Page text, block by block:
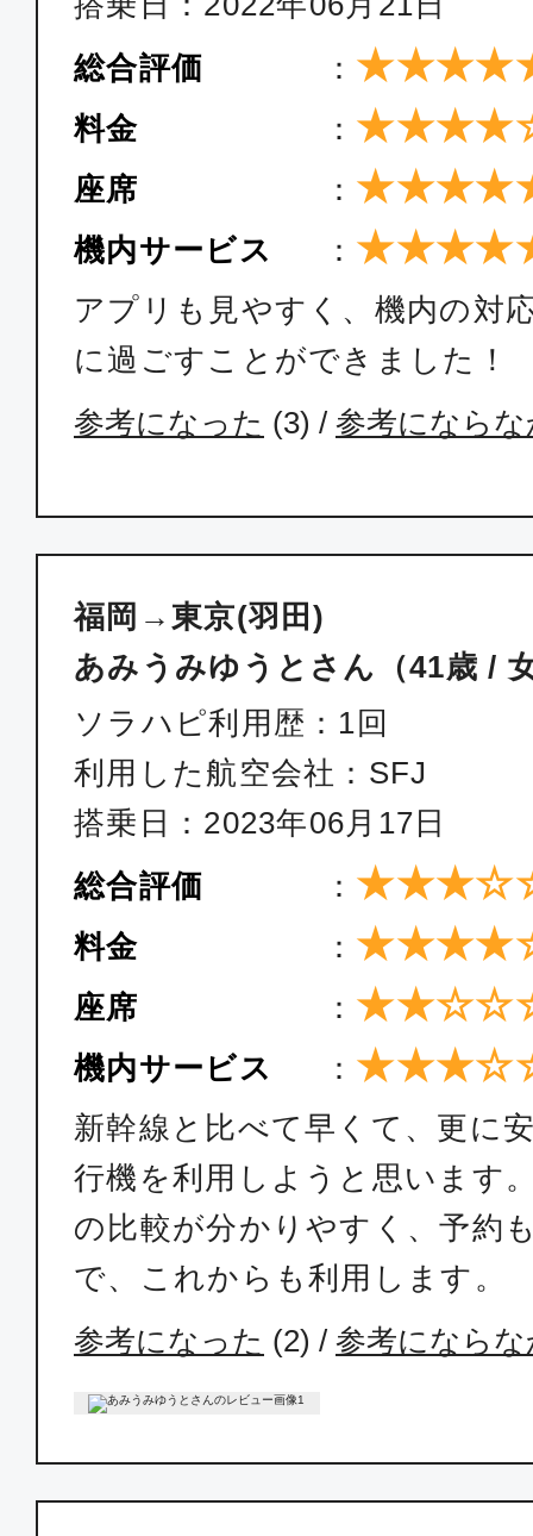
SKY002 07:00
SKY004 08:50
東京(羽
普通席
福岡
東京(
SKY006
福岡
10:10
SFJ046
普通席
福岡
12:50
19:00
ANA242
エコノミー
福岡
07:45
東京(
ANA246
エコノミー
10:10
総合評価
：
料金 ：
座席 ：
機内サービス ：
アプリも見やすく、機内の対
に過ごすことができました！
参考になった (3) / 参考になら
福岡→東京(羽田)
あみうみゆうとさん（41歳 /
ソラハピ利用歴：1回
利用した航空会社：SFJ
搭乗日：2023年06月17日
総合評価
：
料金 ：
座席 ：
機内サービス ：
新幹線と比べて早くて、更に
行機を利用しようと思います
の比較が分かりやすく、予約
で、これからも利用します。
参考になった (2) / 参考になら